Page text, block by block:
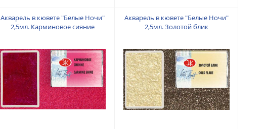
Акварель в кювете "Белые Ночи"
2,5мл. Карминовое сияние
Акварель в кювете "Белые Ночи"
2,5мл. Золотой блик